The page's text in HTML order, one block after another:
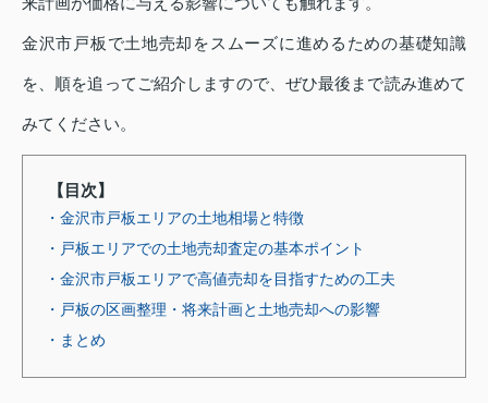
金沢市戸板で土地売却をスムーズに進めるための基礎知識
を、順を追ってご紹介しますので、ぜひ最後まで読み進めて
みてください。
【目次】
・金沢市戸板エリアの土地相場と特徴
・戸板エリアでの土地売却査定の基本ポイント
・金沢市戸板エリアで高値売却を目指すための工夫
・戸板の区画整理・将来計画と土地売却への影響
・まとめ